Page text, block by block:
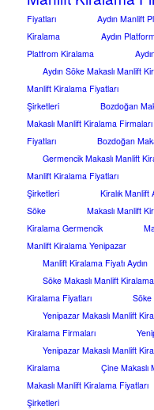
Fiyatları
Aydın Manlift
Kiralama
Aydın Platform
Platfrom Kiralama
Aydın Söke Makaslı Manlift
Manlift Kiralama Fiyatları
Şirketleri
Bozdoğan
Makaslı Manlift Kiralama Firmaları
Fiyatları
Bozdoğan
Germencik Makaslı Manlift
Manlift Kiralama Fiyatları
Şirketleri
Kiralık Manlift
Söke
Makaslı Manlift
Kiralama Germencik
Manlift Kiralama Yenipazar
Manlift Kiralama Fiyatı Aydın
Söke Makaslı Manlift
Kiralama Fiyatları
Söke
Yenipazar Makaslı Manlift
Kiralama Firmaları
Yenipazar Makaslı Manlift
Kiralama
Çine Makaslı
Makaslı Manlift Kiralama Fiyatları
Şirketleri